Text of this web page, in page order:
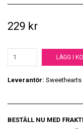
229 kr
LÄGG I
Leverantör: Sweethearts
BESTÄLL NU MED